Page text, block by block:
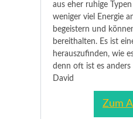
aus eher ruhige
weniger viel Energie
begeistern und
bereithalten. Es ist
herauszufinden, wie
denn oft ist es
David
Zum